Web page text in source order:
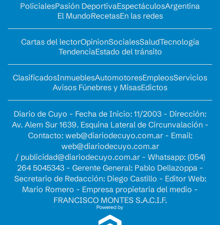
PolicialesPasión DeportivaEspectáculosArgentina
El MundoRecetasEn las redes
Cartas del lectorOpinionSocialesSaludTecnología
TendenciaEstado del tránsito
ClasificadosInmueblesAutomotoresEmpleosServicios
Avisos Fúnebres y MisasEdictos
Diario de Cuyo - Fecha de Inicio: 11/2003 - Dirección:
Av. Alem Sur 1639. Esquina Lateral de Circunvalación -
Contacto: web@diariodecuyo.com.ar- Email:
web@diariodecuyo.com.ar
/ publicidad@diariodecuyo.com.ar- Whatsapp: (054)
264 5045343 - Gerente General: Pablo Dellazoppa -
Secretario de Redacción: Diego Castillo - Editor Web:
Mario Romero - Empresa propietaria del medio -
FRANCISCO MONTES S.A.C.I.F.